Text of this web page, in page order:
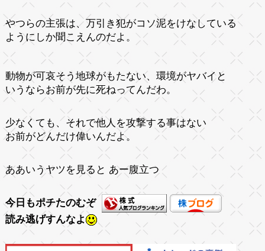
やつらの主張は、万引き犯がコソ泥をけなしている
ようにしか聞こえんのだよ。
動物が可哀そう地球がもたない、環境がヤバイと
いうならお前が先に死ねってんだわ。
少なくても、それで他人を攻撃する事はない
お前がどんだけ偉いんだよ。
ああいうヤツを見ると あー腹立つ
今日もポチたのむぞ
読み逃げすんなよ